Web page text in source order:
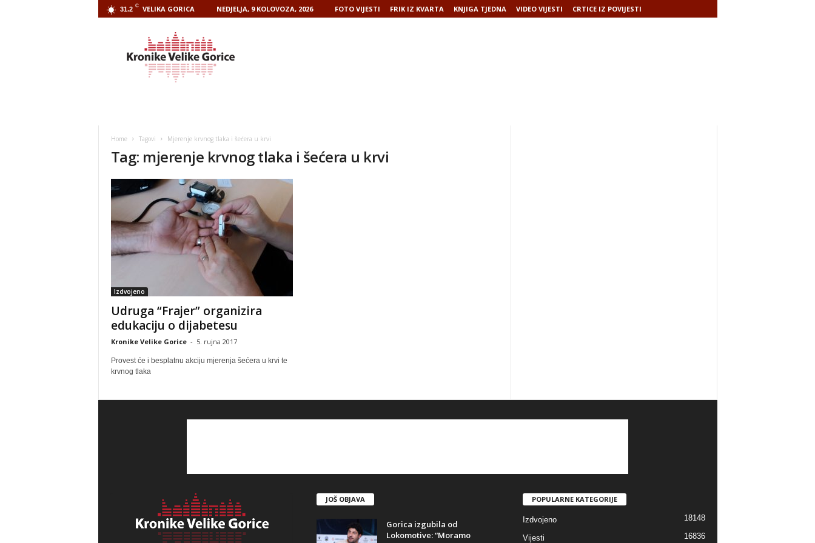
31.2 C VELIKA GORICA NEDJELJA, 9 KOLOVOZA, 2026 FOTO VIJESTI FRIK IZ KVARTA KNJIGA TJEDNA VIDEO VIJESTI CRTICE IZ POVIJESTI
Home Tagovi Mjerenje krvnog tlaka i šećera u krvi
Tag: mjerenje krvnog tlaka i šećera u krvi
Izdvojeno
Udruga “Frajer” organizira
edukaciju o dijabetesu
Kronike Velike Gorice - 5. rujna 2017
Provest će i besplatnu akciju mjerenja šećera u krvi te
krvnog tlaka
JOŠ OBJAVA
Gorica izgubila od
Lokomotive: “Moramo
POPULARNE KATEGORIJE
Izdvojeno 18148
Vijesti 16836